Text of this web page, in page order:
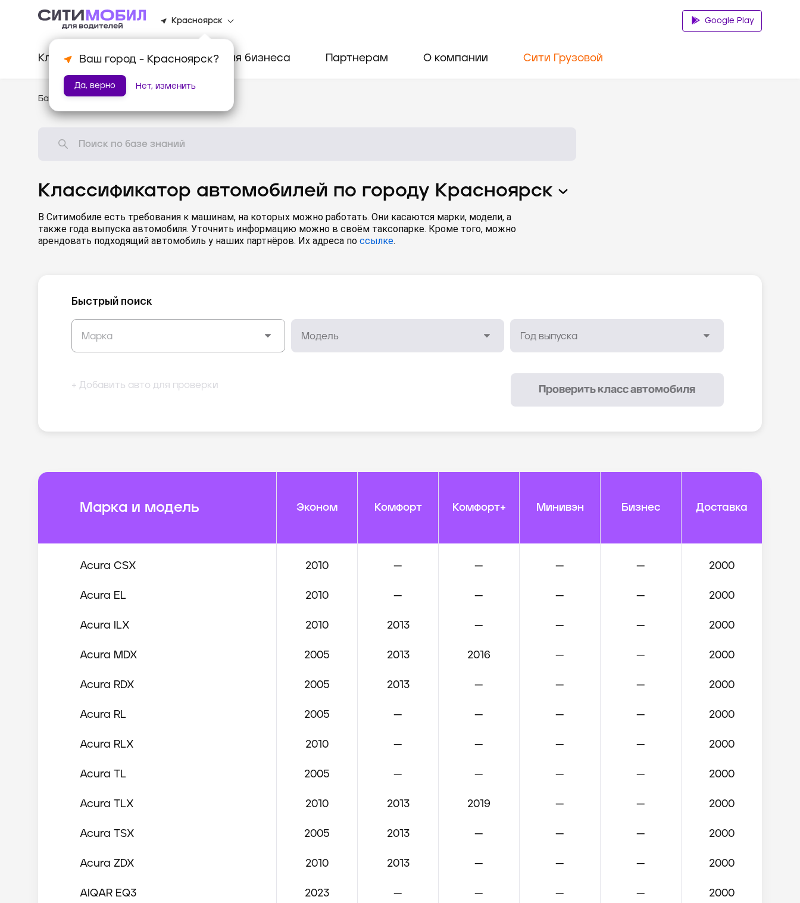
Красноярск
Ваш город - Красноярск?
Да, верно Нет, изменить
Google Play
Клиентам Водителям Для бизнеса Партнерам О компании Сити Грузовой
База знаний /Стандарты работы
Классификатор автомобилей по городу Красноярск
В Ситимобиле есть требования к машинам, на которых можно работать. Они касаются марки, модели, а
также года выпуска автомобиля. Уточнить информацию можно в своём таксопарке. Кроме того, можно
арендовать подходящий автомобиль у наших партнёров. Их адреса по ссылке.
Быстрый поиск
+ Добавить авто для проверки Проверить класс автомобиля
Марка и модель Эконом Комфорт Комфорт+ Минивэн Бизнес Доставка
Acura CSX 2010 — — — — 2000
Acura EL 2010 — — — — 2000
Acura ILX 2010 2013 — — — 2000
Acura MDX 2005 2013 2016 — — 2000
Acura RDX 2005 2013 — — — 2000
Acura RL 2005 — — — — 2000
Acura RLX 2010 — — — — 2000
Acura TL 2005 — — — — 2000
Acura TLX 2010 2013 2019 — — 2000
Acura TSX 2005 2013 — — — 2000
Acura ZDX 2010 2013 — — — 2000
AIQAR EQ3 2023 — — — — 2000